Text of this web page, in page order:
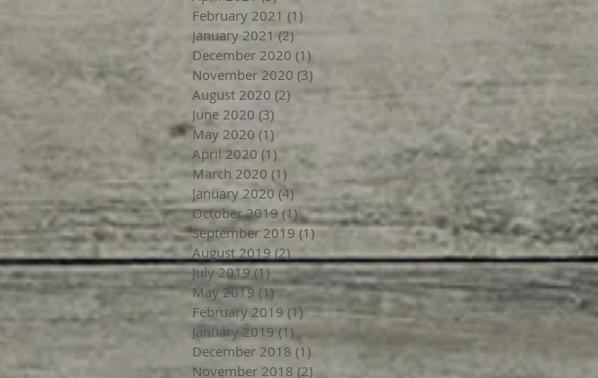
February 2021 (1)
January 2021 (2)
December 2020 (1)1 post
November 2020 (3)
August 2020 (2) 2 posts
June 2020 (3)
May 2020 (1)
April 2020 (1) 1 post
March 2020 (1) 1 post
January 2020 (4)4 posts
October 2019 (1)1 post
September 2019 (1) 1 post
August 2019 (2) 2 posts
July 2019 (1)1 post
May 2019 (1)1 post
February 2019 (1) 1 post
January 2019 (1)1 post
December 2018 (1)
November 2018 (2)